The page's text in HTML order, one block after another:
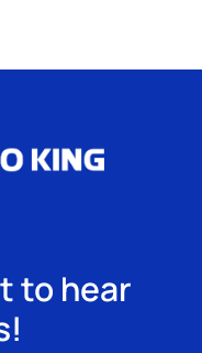
to hear